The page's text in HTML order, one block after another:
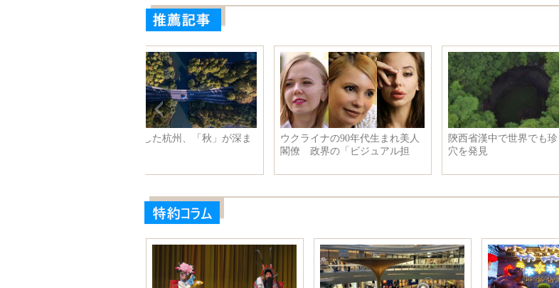
陝西省漢中で世界でも珍しい大
フィデル・カストロ氏 公の場
での最後の写真公開
美しすぎる！